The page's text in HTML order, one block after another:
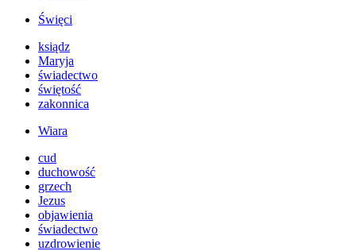
Święci
ksiądz
Maryja
świadectwo
świętość
zakonnica
Wiara
cud
duchowość
grzech
Jezus
objawienia
świadectwo
uzdrowienie